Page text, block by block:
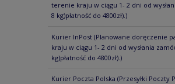
terenie kraju w ciągu 1- 2 dni od
8 kg)płatność do 4800zł).)
Kurier InPost (Planowane doręczenie
kraju w ciągu 1- 2 dni od wysłania
kg)płatność do 4800zł).)
Kurier Poczta Polska (Przesyłki Poczty